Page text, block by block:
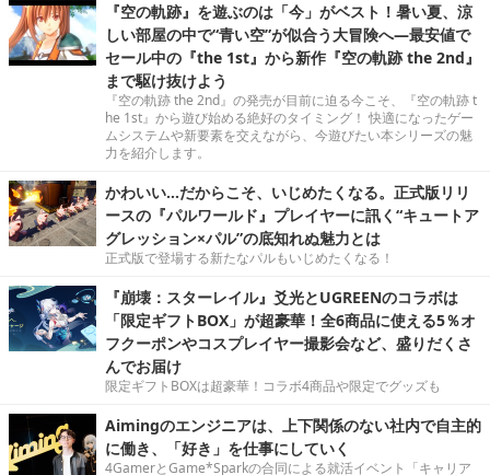
『空の軌跡』を遊ぶのは「今」がベスト！暑い夏、涼
しい部屋の中で“青い空”が似合う大冒険へ―最安値で
セール中の『the 1st』から新作『空の軌跡 the 2nd』
まで駆け抜けよう
『空の軌跡 the 2nd』の発売が目前に迫る今こそ、『空の軌跡 t
he 1st』から遊び始める絶好のタイミング！ 快適になったゲー
ムシステムや新要素を交えながら、今遊びたい本シリーズの魅
力を紹介します。
かわいい…だからこそ、いじめたくなる。正式版リリ
ースの『パルワールド』プレイヤーに訊く“キュートア
グレッション×パル”の底知れぬ魅力とは
正式版で登場する新たなパルもいじめたくなる！
『崩壊：スターレイル』爻光とUGREENのコラボは
「限定ギフトBOX」が超豪華！全6商品に使える5％オ
フクーポンやコスプレイヤー撮影会など、盛りだくさ
んでお届け
限定ギフトBOXは超豪華！コラボ4商品や限定でグッズも
Aimingのエンジニアは、上下関係のない社内で自主的
に働き、「好き」を仕事にしていく
4GamerとGame*Sparkの合同による就活イベント「キャリア